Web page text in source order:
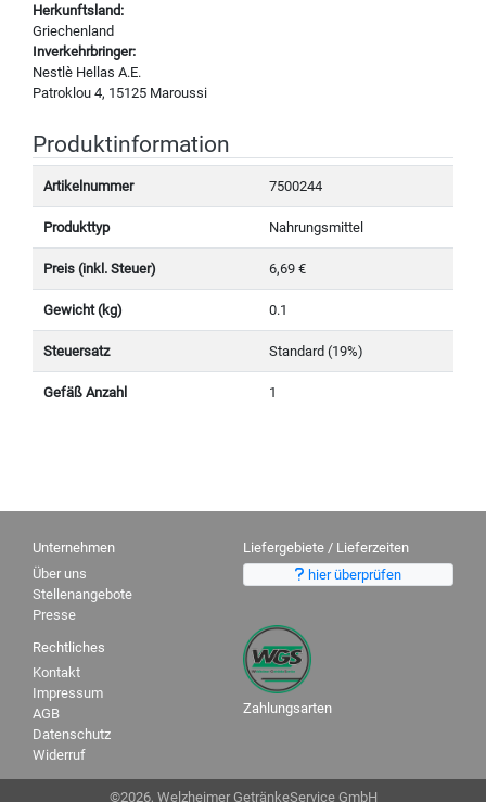
Herkunftsland:
Griechenland
Inverkehrbringer:
Nestlè Hellas A.E.
Patroklou 4, 15125 Maroussi
Produktinformation
Artikelnummer 7500244
Produkttyp Nahrungsmittel
Preis (inkl. Steuer) 6,69 €
Gewicht (kg) 0.1
Steuersatz Standard (19%)
Gefäß Anzahl 1
Zahlungsarten
Unternehmen
Über uns
Stellenangebote
Presse
Liefergebiete / Lieferzeiten
hier überprüfen
Rechtliches
Kontakt
Impressum
AGB
Datenschutz
Widerruf
©2026, Welzheimer GetränkeService GmbH